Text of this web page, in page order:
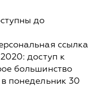
до
ссылка
доступ к
большинство
понедельник 30